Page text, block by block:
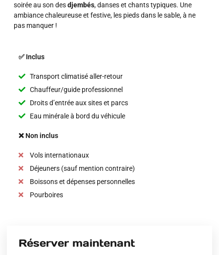
soirée au son desdjembés, danses et chants typiques. Une
ambiance chaleureuse et festive, les pieds dans le sable, à ne
pas manquer !
✅ Inclus
Transport climatisé aller-retour
Chauffeur/guide professionnel
Droits d’entrée aux sites et parcs
Eau minérale à bord du véhicule
❌ Non inclus
Vols internationaux
Déjeuners (sauf mention contraire)
Boissons et dépenses personnelles
Pourboires
Réserver maintenant